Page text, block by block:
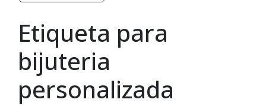
Etiqueta para
bijuteria
personalizada